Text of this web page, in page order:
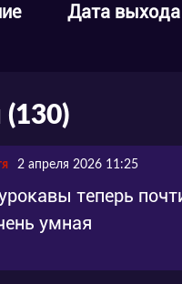
Дата выхода
2 апреля 2026 11:25
теперь
умная